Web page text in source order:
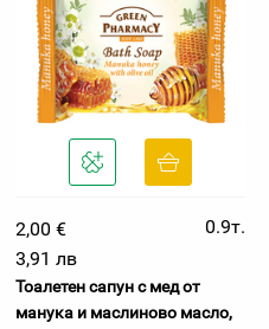
2,00 €
0.9т.
3,91 лв
Тоалетен сапун с мед от
манука и маслиново масло,